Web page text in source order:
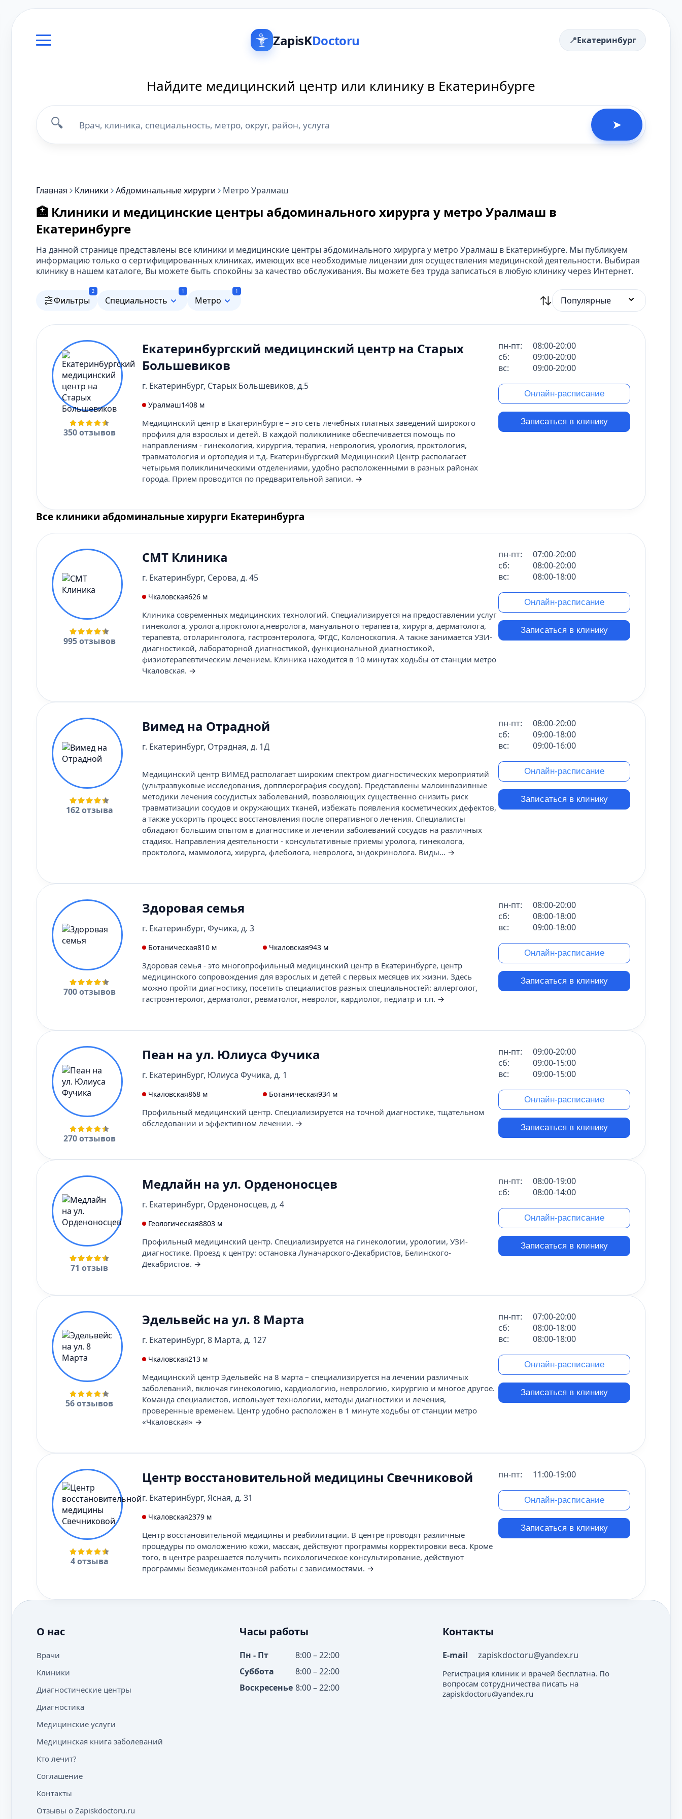
ZapisKDoctoru Екатеринбург
Найдите медицинский центр или клинику в Екатеринбурге
🔍 ➤
Главная Клиники Абдоминальные хирурги Метро Уралмаш
🏥 Клиники и медицинские центры абдоминального хирурга у метро Уралмаш в
Екатеринбурге
На данной странице представлены все клиники и медицинские центры абдоминального хирурга у метро Уралмаш в Екатеринбурге. Мы публикуем
информацию только о сертифицированных клиниках, имеющих все необходимые лицензии для осуществления медицинской деятельности. Выбирая
клинику в нашем каталоге, Вы можете быть спокойны за качество обслуживания. Вы можете без труда записаться в любую клинику через Интернет.
Фильтры
2
Специальность
1
Метро
1
Популярные
350 отзывов
Екатеринбургский медицинский центр на Старых
Большевиков
г. Екатеринбург, Старых Большевиков, д.5
Уралмаш1408 м
Медицинский центр в Екатеринбурге – это сеть лечебных платных заведений широкого
профиля для взрослых и детей. В каждой поликлинике обеспечивается помощь по
направлениям - гинекология, хирургия, терапия, неврология, урология, проктология,
травматология и ортопедия и т.д. Екатеринбургский Медицинский Центр располагает
четырьмя поликлиническими отделениями, удобно расположенными в разных районах
города. Прием проводится по предварительной записи. →
пн-пт:
08:00-20:00
сб:
09:00-20:00
вс:
09:00-20:00
Онлайн-расписание
Записаться в клинику
Все клиники абдоминальные хирурги Екатеринбурга
995 отзывов
СМТ Клиника
г. Екатеринбург, Серова, д. 45
Чкаловская626 м
Клиника современных медицинских технологий. Специализируется на предоставлении услуг
гинеколога, уролога,проктолога,невролога, мануального терапевта, хирурга, дерматолога,
терапевта, отоларинголога, гастроэнтеролога, ФГДС, Колоноскопия. А также занимается УЗИ-
диагностикой, лабораторной диагностикой, функциональной диагностикой,
физиотерапевтическим лечением. Клиника находится в 10 минутах ходьбы от станции метро
Чкаловская. →
пн-пт:
07:00-20:00
сб:
08:00-20:00
вс:
08:00-18:00
Онлайн-расписание
Записаться в клинику
162 отзыва
Вимед на Отрадной
г. Екатеринбург, Отрадная, д. 1Д
Медицинский центр ВИМЕД располагает широким спектром диагностических мероприятий
(ультразвуковые исследования, допплерография сосудов). Представлены малоинвазивные
методики лечения сосудистых заболеваний, позволяющих существенно снизить риск
травматизации сосудов и окружающих тканей, избежать появления косметических дефектов,
а также ускорить процесс восстановления после оперативного лечения. Специалисты
обладают большим опытом в диагностике и лечении заболеваний сосудов на различных
стадиях. Направления деятельности - консультативные приемы уролога, гинеколога,
проктолога, маммолога, хирурга, флеболога, невролога, эндокринолога. Виды... →
пн-пт:
08:00-20:00
сб:
09:00-18:00
вс:
09:00-16:00
Онлайн-расписание
Записаться в клинику
700 отзывов
Здоровая семья
г. Екатеринбург, Фучика, д. 3
Ботаническая810 м Чкаловская943 м
Здоровая семья - это многопрофильный медицинский центр в Екатеринбурге, центр
медицинского сопровождения для взрослых и детей с первых месяцев их жизни. Здесь
можно пройти диагностику, посетить специалистов разных специальностей: аллерголог,
гастроэнтеролог, дерматолог, ревматолог, невролог, кардиолог, педиатр и т.п. →
пн-пт:
08:00-20:00
сб:
08:00-18:00
вс:
09:00-18:00
Онлайн-расписание
Записаться в клинику
270 отзывов
Пеан на ул. Юлиуса Фучика
г. Екатеринбург, Юлиуса Фучика, д. 1
Чкаловская868 м Ботаническая934 м
Профильный медицинский центр. Специализируется на точной диагностике, тщательном
обследовании и эффективном лечении. →
пн-пт:
09:00-20:00
сб:
09:00-15:00
вс:
09:00-15:00
Онлайн-расписание
Записаться в клинику
71 отзыв
Медлайн на ул. Орденоносцев
г. Екатеринбург, Орденоносцев, д. 4
Геологическая8803 м
Профильный медицинский центр. Специализируется на гинекологии, урологии, УЗИ-
диагностике. Проезд к центру: остановка Луначарского-Декабристов, Белинского-
Декабристов. →
пн-пт:
08:00-19:00
сб:
08:00-14:00
Онлайн-расписание
Записаться в клинику
56 отзывов
Эдельвейс на ул. 8 Марта
г. Екатеринбург, 8 Марта, д. 127
Чкаловская213 м
Медицинский центр Эдельвейс на 8 марта – специализируется на лечении различных
заболеваний, включая гинекологию, кардиологию, неврологию, хирургию и многое другое.
Команда специалистов, использует технологии, методы диагностики и лечения,
проверенные временем. Центр удобно расположен в 1 минуте ходьбы от станции метро
«Чкаловская» →
пн-пт:
07:00-20:00
сб:
08:00-18:00
вс:
08:00-18:00
Онлайн-расписание
Записаться в клинику
4 отзыва
Центр восстановительной медицины Свечниковой
г. Екатеринбург, Ясная, д. 31
Чкаловская2379 м
Центр восстановительной медицины и реабилитации. В центре проводят различные
процедуры по омоложению кожи, массаж, действуют программы корректировки веса. Кроме
того, в центре разрешается получить психологическое консультирование, действуют
программы безмедикаментозной работы с зависимостями. →
пн-пт: 11:00-19:00
Онлайн-расписание
Записаться в клинику
О нас
Врачи
Клиники
Диагностические центры
Диагностика
Медицинские услуги
Медицинская книга заболеваний
Кто лечит?
Соглашение
Контакты
Отзывы о Zapiskdoctoru.ru
Часы работы
Пн - Пт
8:00 – 22:00
Суббота
8:00 – 22:00
Воскресенье 8:00 – 22:00
Контакты
E-mail zapiskdoctoru@yandex.ru
Регистрация клиник и врачей бесплатна. По
вопросам сотрудничества писать на
zapiskdoctoru@yandex.ru